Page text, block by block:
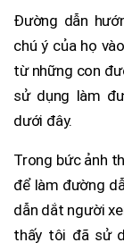
Đường dẫn
chú ý của họ
từ những con
sử dụng làm
dưới đây.
Trong bức ảnh
để làm đường
dẫn dắt người
thấy tôi đã sử